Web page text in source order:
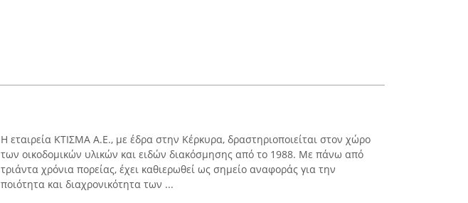
Η εταιρεία ΚΤΙΣΜΑ Α.Ε., με έδρα στην Κέρκυρα, δραστηριοποιείται στον χώρο
των οικοδομικών υλικών και ειδών διακόσμησης από το 1988. Με πάνω από
τριάντα χρόνια πορείας, έχει καθιερωθεί ως σημείο αναφοράς για την
ποιότητα και διαχρονικότητα των ...